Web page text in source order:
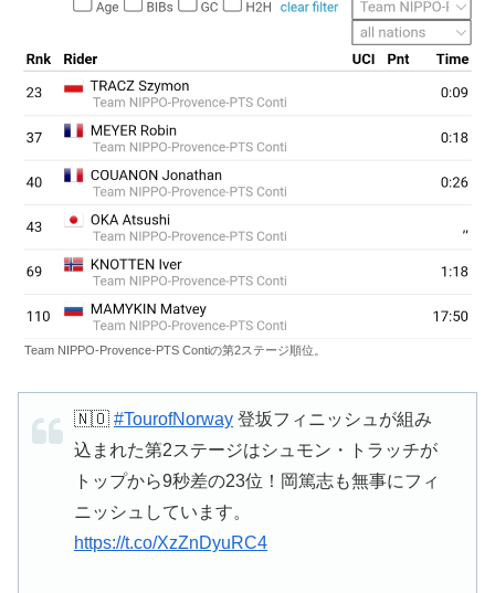
Team NIPPO-Provence-PTS Contiの第2ステージ順位。
🇳🇴 #TourofNorway 登坂フィニッシュが組み
込まれた第2ステージはシュモン・トラッチが
トップから9秒差の23位！岡篤志も無事にフィ
ニッシュしています。
https://t.co/XzZnDyuRC4